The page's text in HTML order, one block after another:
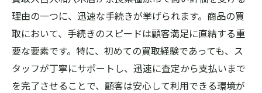
理由の一つに、迅速な手続きが挙げられます。商品の買
取において、手続きのスピードは顧客満足に直結する重
要な要素です。特に、初めての買取経験であっても、ス
タッフが丁寧にサポートし、迅速に査定から支払いまで
を完了させることで、顧客は安心して利用できる環境が